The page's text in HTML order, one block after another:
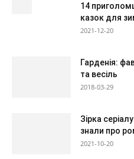
14
казок для
2021-12-20
Гарденія:
та весіль
2018-03-29
Зірка
знали про
2021-10-20